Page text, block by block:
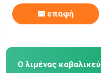
επαφή
Ο λιμένας